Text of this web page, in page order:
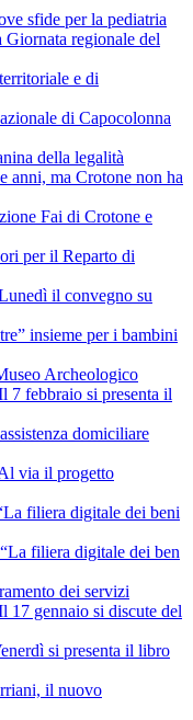
sfide per la pediatria
Giornata regionale del
e di
di Capocolonna
della legalità
anni, ma Crotone non ha
Fai di Crotone e
per il Reparto di
il convegno su
insieme per i bambini
Archeologico
febbraio si presenta il
domiciliare
via il progetto
filiera digitale dei beni
filiera digitale dei ben
dei servizi
gennaio si discute del
si presenta il libro
il nuovo